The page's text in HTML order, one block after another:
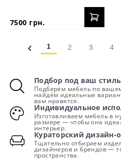
7500 грн.
1 2 3 4
Подбор под ваш стиль
Подберём мебель по
найдём идеальные
вам нравятся.
Индивидуальное
Изготавливаем мебель в
размере — чтобы она
интерьер.
Кураторский дизайн-
Тщательно отбираем
дизайнеров и брендов —
пространства.